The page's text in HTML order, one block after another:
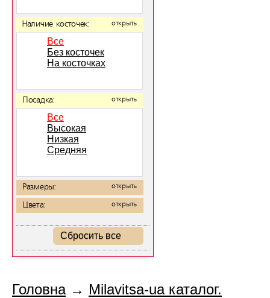
Наличие косточек: открыть
Все
Без косточек
На косточках
Посадка: открыть
Все
Высокая
Низкая
Средняя
Размеры: открыть
Цвета: открыть
Сбросить все
Головна→ Milavitsa-ua каталог.